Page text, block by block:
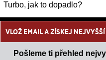
Turbo, jak to dopadlo?
VLOŽ EMAIL A ZÍSKEJ
Pošleme ti přehled